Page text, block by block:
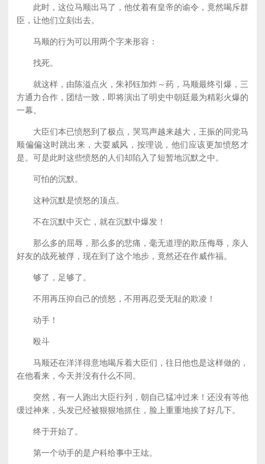
此时，这位马顺出马了，他仗着有皇帝的谕令，竟然喝斥群
臣，让他们立刻出去。
马顺的行为可以用两个字来形容：
找死。
就这样，由陈溢点火，朱祁钰加炸～药，马顺最终引爆，三
方通力合作，团结一致，即将演出了明史中朝廷最为精彩火爆的
一幕。
大臣们本已愤怒到了极点，哭骂声越来越大，王振的同党马
顺偏偏这时跳出来，大耍威风，按理说，他们应该更加愤怒才
是。可是此时这些愤怒的人们却陷入了短暂地沉默之中。
可怕的沉默。
这种沉默是愤怒的顶点。
不在沉默中灭亡，就在沉默中爆发！
那么多的屈辱，那么多的悲痛，毫无道理的欺压侮辱，亲人
好友的战死被俘，现在到了这个地步，竟然还在作威作福。
够了，足够了。
不用再压抑自己的愤怒，不用再忍受无耻的欺凌！
动手！
殴斗
马顺还在洋洋得意地喝斥着大臣们，往日他也是这样做的，
在他看来，今天并没有什么不同。
突然，有一人跑出大臣行列，朝自己猛冲过来！还没有等他
缓过神来，头发已经被狠狠地抓住，脸上重重地挨了好几下。
终于开始了。
第一个动手的是户科给事中王竑。